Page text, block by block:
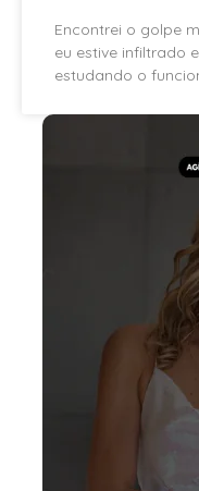
Encontrei o golpe
eu estive infiltrado
estudando o